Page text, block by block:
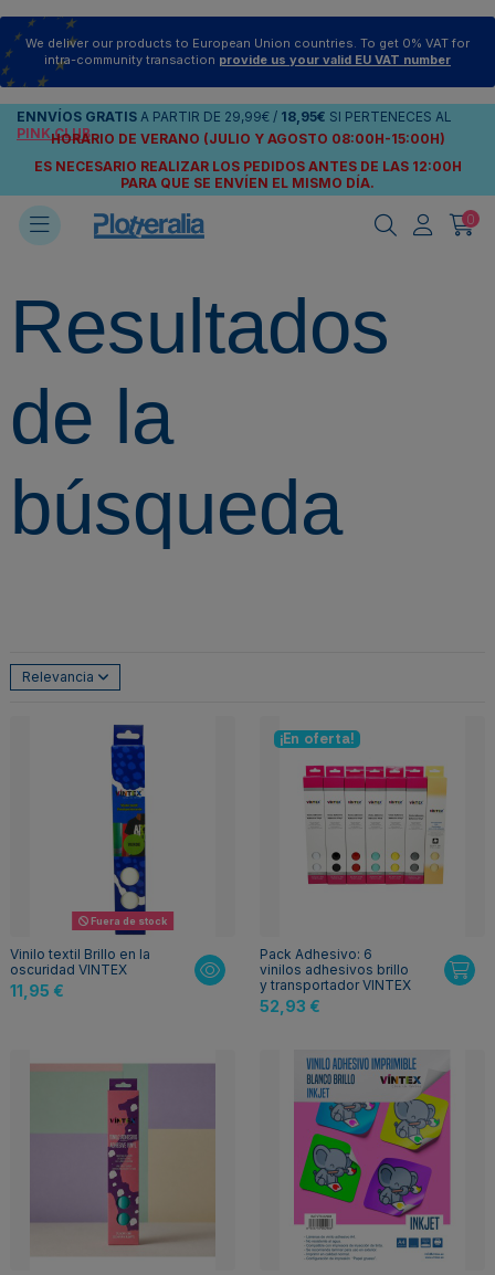
We deliver our products to European Union countries. To get 0% VAT for
intra-community transaction provide us your valid EU VAT number
ENNVÍOS GRATIS A PARTIR DE 29,99€ / 18,95€ SI PERTENECES AL
PINK CLUB
HORARIO DE VERANO (JULIO Y AGOSTO 08:00H-15:00H)
ES NECESARIO REALIZAR LOS PEDIDOS ANTES DE LAS 12:00H
PARA QUE SE ENVÍEN EL MISMO DÍA.
0
Resultados
de la
búsqueda
Relevancia
Fuera de stock
Vinilo textil Brillo en la
oscuridad VINTEX
11,95 €
¡En oferta!
Pack Adhesivo: 6
vinilos adhesivos brillo
y transportador VINTEX
52,93 €